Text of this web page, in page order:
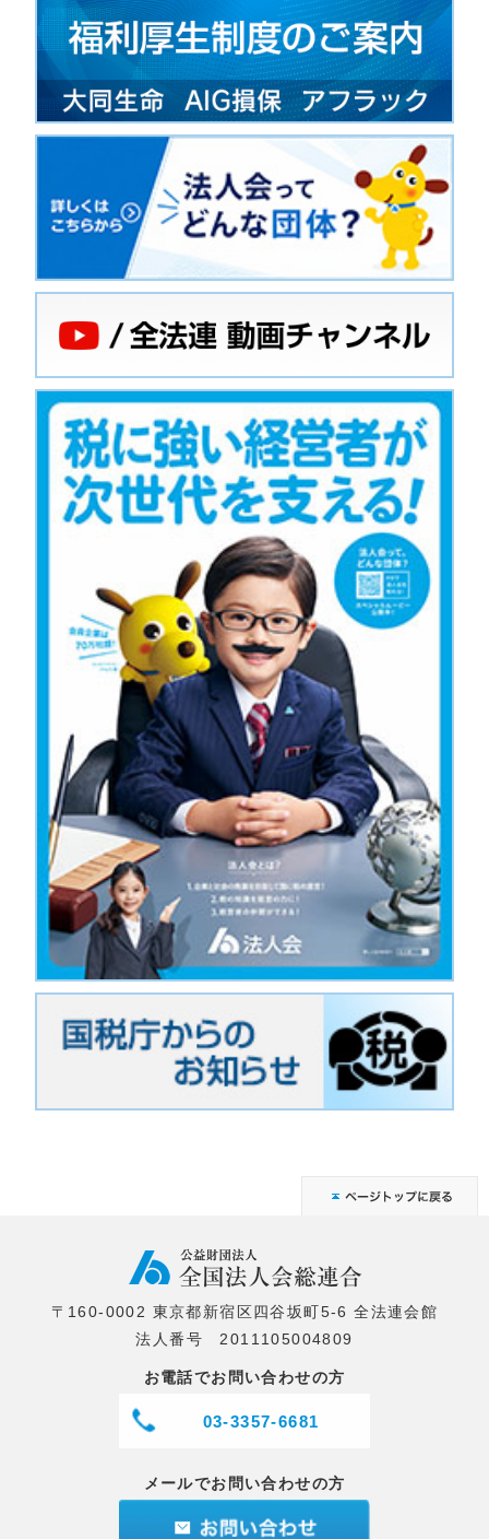
〒160-0002 東京都新宿区四谷坂町5-6 全法連会館
法人番号 2011105004809
お電話でお問い合わせの方
03-3357-6681
メールでお問い合わせの方